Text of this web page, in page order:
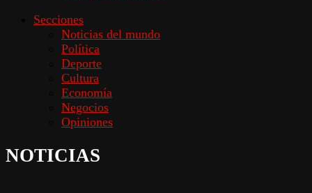
Secciones
Noticias del mundo
Política
Deporte
Cultura
Economía
Negocios
Opiniones
NOTICIAS